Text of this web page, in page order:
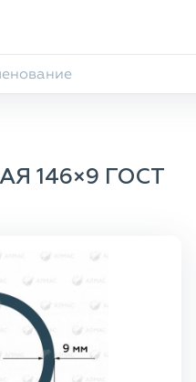
146×9 ГОСТ